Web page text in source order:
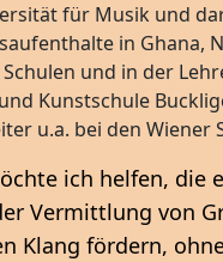
für Musik und
in Ghana,
und in der
Kunstschule
u.a. bei den
ich helfen, die
Vermittlung von
Klang fördern,